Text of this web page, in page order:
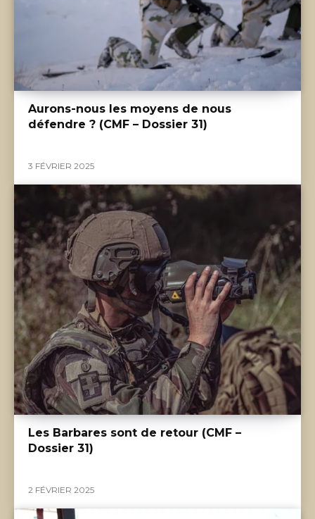
Aurons-nous les moyens de nous
défendre ? (CMF – Dossier 31)
3 FÉVRIER 2025
Les Barbares sont de retour (CMF –
Dossier 31)
2 FÉVRIER 2025